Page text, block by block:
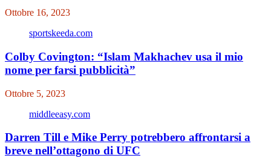
Ottobre 16, 2023
sportskeeda.com
Colby Covington: “Islam Makhachev usa il mio
nome per farsi pubblicità”
Ottobre 5, 2023
middleeasy.com
Darren Till e Mike Perry potrebbero affrontarsi a
breve nell’ottagono di UFC